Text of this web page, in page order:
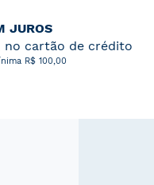
JUROS
no cartão de crédito
R$ 100,00